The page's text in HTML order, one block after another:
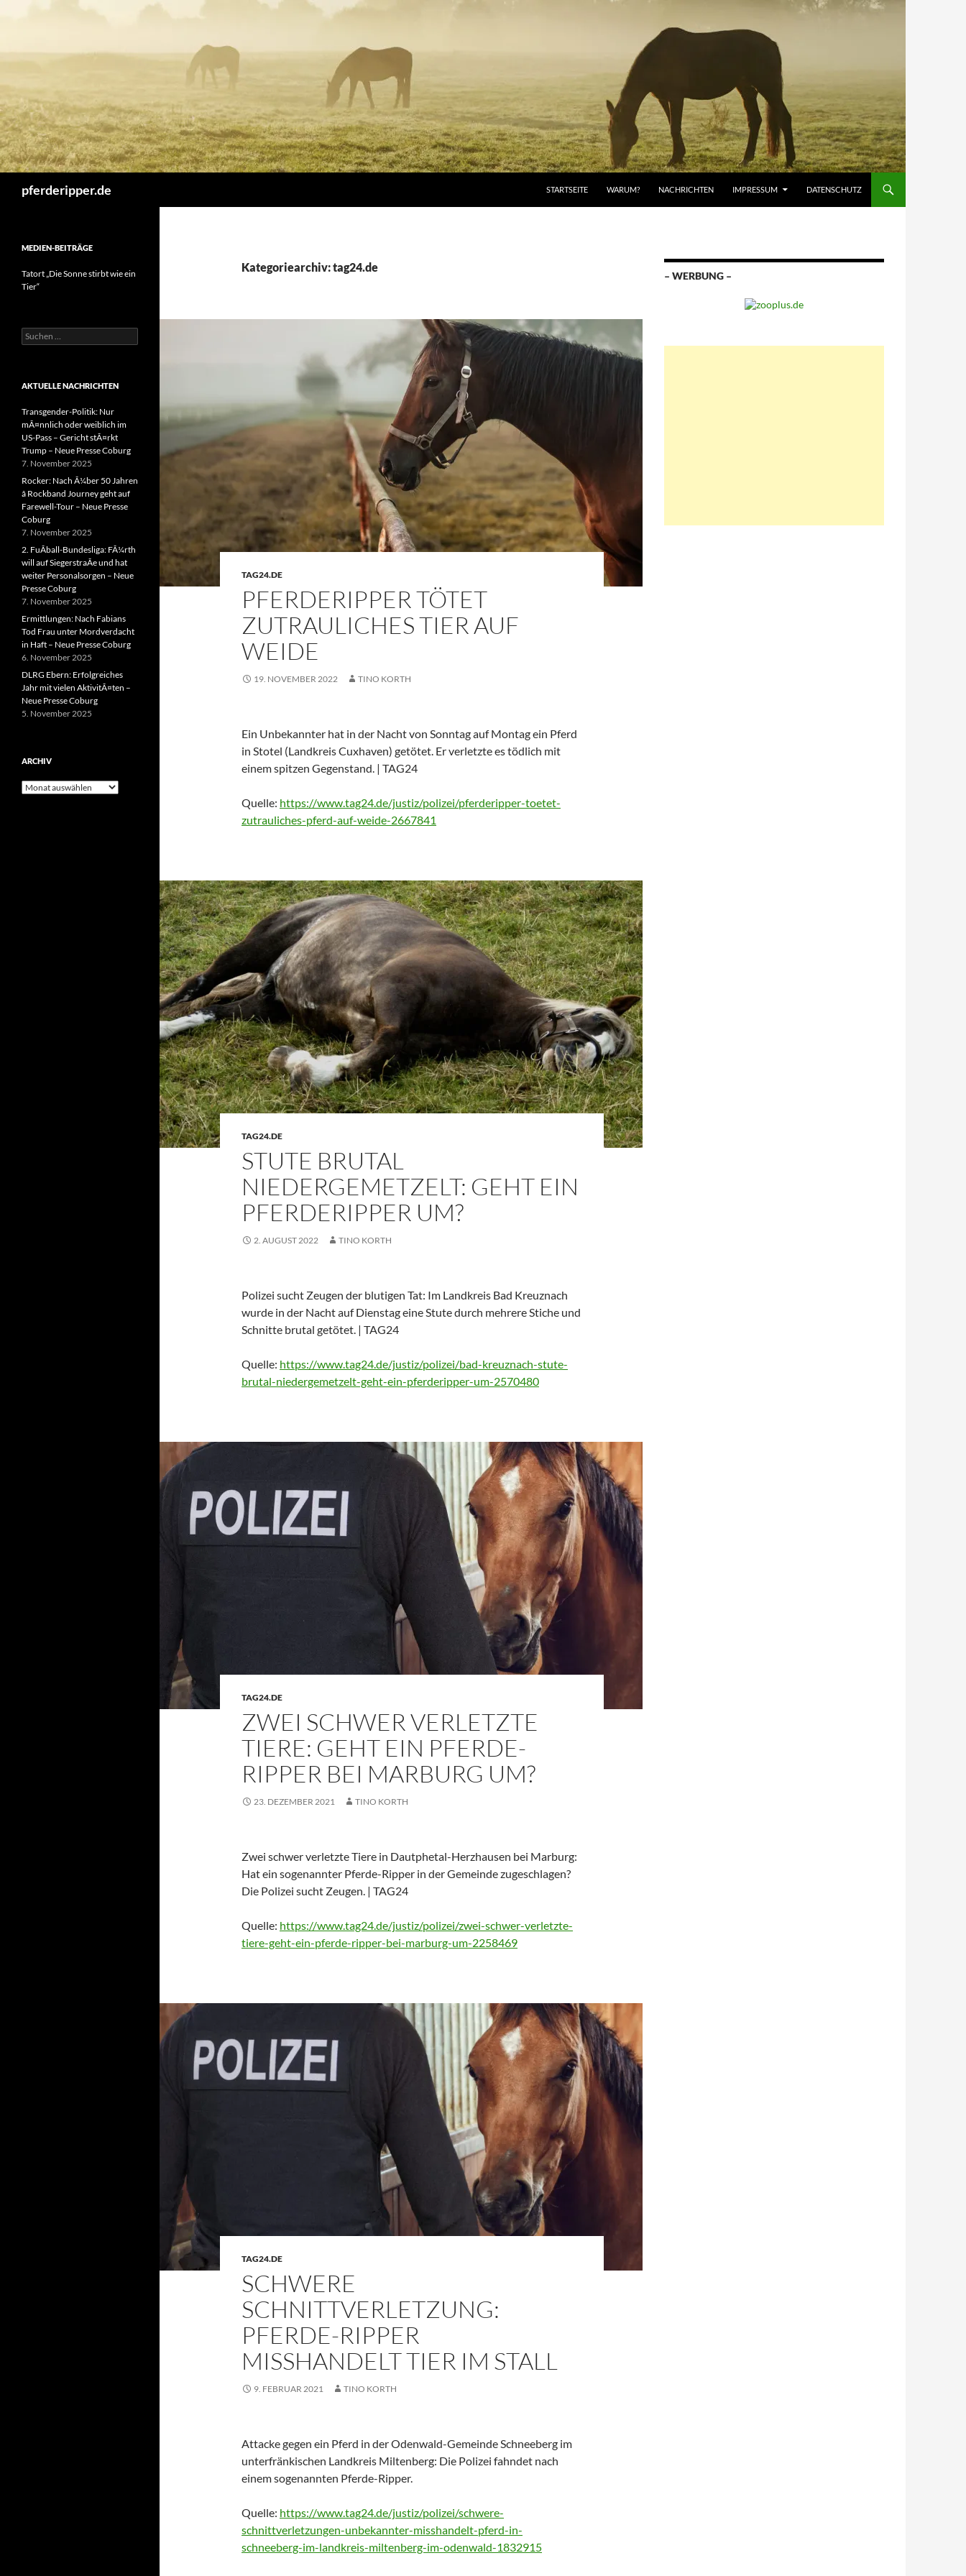
pferderipper.de STARTSEITE WARUM? NACHRICHTEN IMPRESSUM DATENSCHUTZ
Kategoriearchiv: tag24.de
TAG24.DE
PFERDERIPPER TÖTET
ZUTRAULICHES TIER AUF
WEIDE
19. NOVEMBER 2022 TINO KORTH
Ein Unbekannter hat in der Nacht von Sonntag auf Montag ein Pferd
in Stotel (Landkreis Cuxhaven) getötet. Er verletzte es tödlich mit
einem spitzen Gegenstand. | TAG24
Quelle: https://www.tag24.de/justiz/polizei/pferderipper-toetet-
zutrauliches-pferd-auf-weide-2667841
TAG24.DE
STUTE BRUTAL
NIEDERGEMETZELT: GEHT EIN
PFERDERIPPER UM?
2. AUGUST 2022 TINO KORTH
Polizei sucht Zeugen der blutigen Tat: Im Landkreis Bad Kreuznach
wurde in der Nacht auf Dienstag eine Stute durch mehrere Stiche und
Schnitte brutal getötet. | TAG24
Quelle: https://www.tag24.de/justiz/polizei/bad-kreuznach-stute-
brutal-niedergemetzelt-geht-ein-pferderipper-um-2570480
TAG24.DE
ZWEI SCHWER VERLETZTE
TIERE: GEHT EIN PFERDE-
RIPPER BEI MARBURG UM?
23. DEZEMBER 2021 TINO KORTH
Zwei schwer verletzte Tiere in Dautphetal-Herzhausen bei Marburg:
Hat ein sogenannter Pferde-Ripper in der Gemeinde zugeschlagen?
Die Polizei sucht Zeugen. | TAG24
Quelle: https://www.tag24.de/justiz/polizei/zwei-schwer-verletzte-
tiere-geht-ein-pferde-ripper-bei-marburg-um-2258469
TAG24.DE
SCHWERE
SCHNITTVERLETZUNG:
PFERDE-RIPPER
MISSHANDELT TIER IM STALL
9. FEBRUAR 2021 TINO KORTH
Attacke gegen ein Pferd in der Odenwald-Gemeinde Schneeberg im
unterfränkischen Landkreis Miltenberg: Die Polizei fahndet nach
einem sogenannten Pferde-Ripper.
Quelle: https://www.tag24.de/justiz/polizei/schwere-
schnittverletzungen-unbekannter-misshandelt-pferd-in-
schneeberg-im-landkreis-miltenberg-im-odenwald-1832915
– WERBUNG –
MEDIEN-BEITRÄGE
Tatort „Die Sonne stirbt wie ein
Tier“
Suchen
nach:
AKTUELLE NACHRICHTEN
Transgender-Politik: Nur
mÃ¤nnlich oder weiblich im
US-Pass – Gericht stÃ¤rkt
Trump – Neue Presse Coburg
7. November 2025
Rocker: Nach Ã¼ber 50 Jahren
â Rockband Journey geht auf
Farewell-Tour – Neue Presse
Coburg
7. November 2025
2. FuÃball-Bundesliga: FÃ¼rth
will auf SiegerstraÃe und hat
weiter Personalsorgen – Neue
Presse Coburg
7. November 2025
Ermittlungen: Nach Fabians
Tod Frau unter Mordverdacht
in Haft – Neue Presse Coburg
6. November 2025
DLRG Ebern: Erfolgreiches
Jahr mit vielen AktivitÃ¤ten –
Neue Presse Coburg
5. November 2025
ARCHIV
Archiv